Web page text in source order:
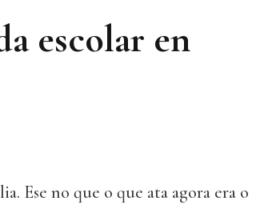
escolar en
Ese no que o que ata agora era o